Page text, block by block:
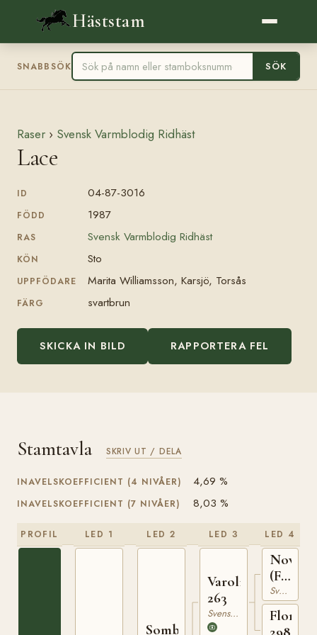
Häststam
SNABBSÖK SÖK
Raser › Svensk Varmblodig Ridhäst
Lace
ID 04-87-3016
FÖDD 1987
RAS Svensk Varmblodig Ridhäst
KÖN Sto
UPPFÖDARE Marita Williamsson, Karsjö, Torsås
FÄRG svartbrun
SKICKA IN BILD RAPPORTERA FEL
Stamtavla SKRIV UT / DELA
INAVELSKOEFFICIENT (4 NIVÅER) 4,69 %
INAVELSKOEFFICIENT (7 NIVÅER) 8,03 %
PROFIL LED 1 LED 2
Sombrero
LED 3
Varolio
263
Svensk Varmblodig Ridhäst
LED 4
(F.5)
179
Svensk Varmblodig Ridhäst
Flora